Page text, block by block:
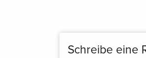
Schreibe eine